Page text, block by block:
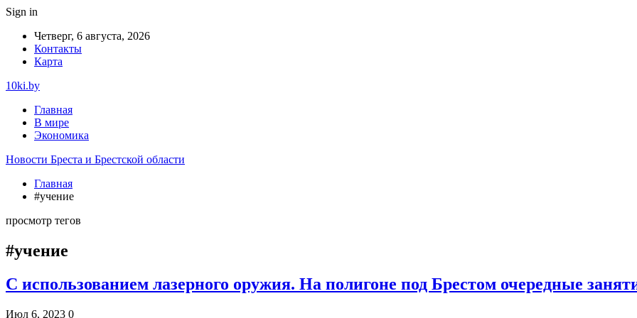
Sign in
Четверг, 6 августа, 2026
Контакты
Карта
10ki.by
Главная
В мире
Экономика
Новости Бреста и Брестской области
Главная
#учение
просмотр тегов
#учение
С использованием лазерного оружия. На полигоне под Брестом очередные
Июл 6, 2023 0